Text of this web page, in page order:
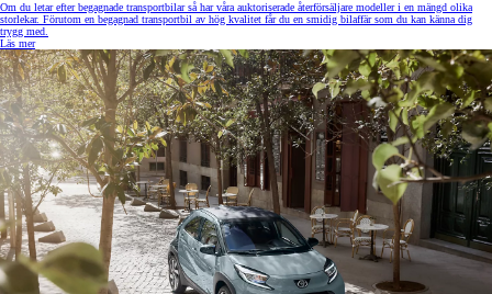
Om du letar efter begagnade transportbilar så har våra auktoriserade återförsäljare modeller i en mängd olika
storlekar. Förutom en begagnad transportbil av hög kvalitet får du en smidig bilaffär som du kan känna dig
trygg med.
Läs mer